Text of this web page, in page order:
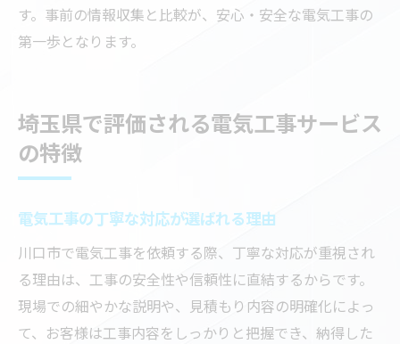
す。事前の情報収集と比較が、安心・安全な電気工事の
第一歩となります。
埼玉県で評価される電気工事サービス
の特徴
電気工事の丁寧な対応が選ばれる理由
川口市で電気工事を依頼する際、丁寧な対応が重視され
る理由は、工事の安全性や信頼性に直結するからです。
現場での細やかな説明や、見積もり内容の明確化によっ
て、お客様は工事内容をしっかりと把握でき、納得した